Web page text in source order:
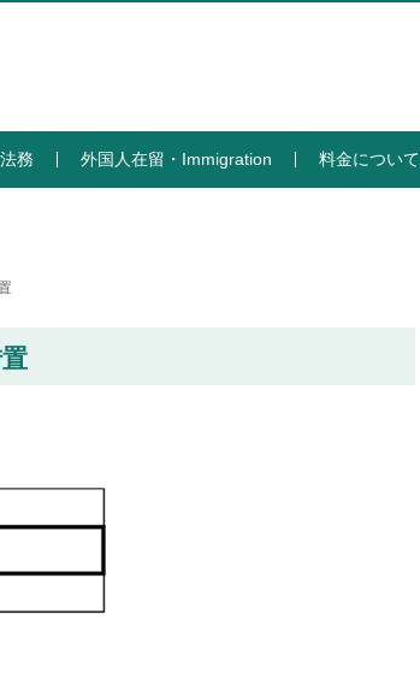
務 外国人在留・Immigration 料金について